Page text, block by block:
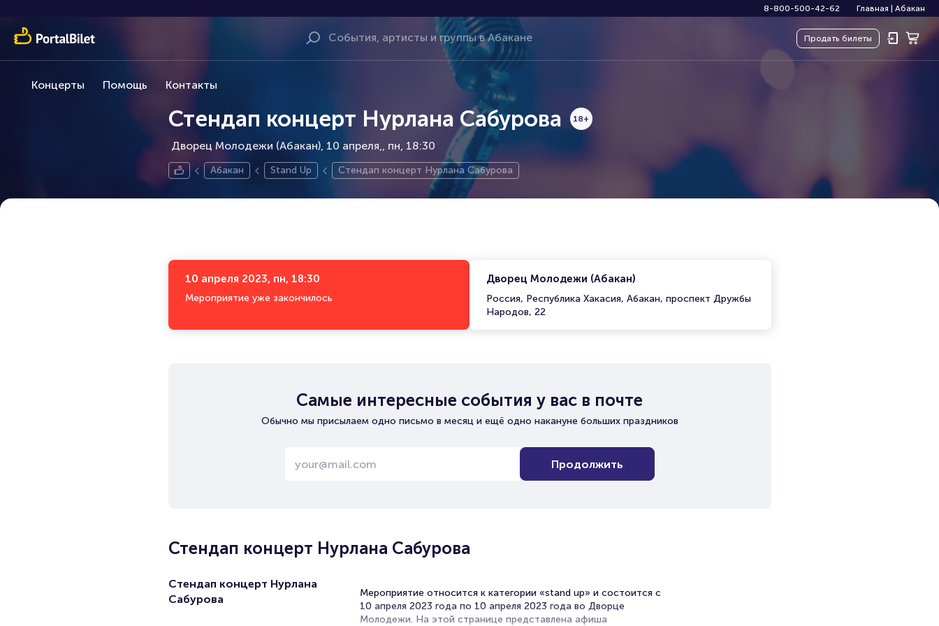
8-800-500-42-62 Главная Абакан
Продать билеты
Концерты Помощь Контакты
Стендап концерт Нурлана Сабурова
Дворец Молодежи (Абакан), 10 апреля,
18+
пн, 18:30
Абакан Stand Up Стендап концерт Нурлана Сабурова
10 апреля 2023, пн, 18:30
Мероприятие уже закончилось
Дворец Молодежи (Абакан)
Россия, Республика Хакасия, Абакан, проспект Дружбы
Народов, 22
Самые интересные события у вас в почте
Обычно мы присылаем одно письмо в месяц и ещё одно накануне больших праздников
Продолжить
Стендап концерт Нурлана Сабурова
Стендап концерт Нурлана
Сабурова
Мероприятие относится к категории «stand up» и состоится с
10 апреля 2023 года по 10 апреля 2023 года во Дворце
Молодежи. На этой странице представлена афиша